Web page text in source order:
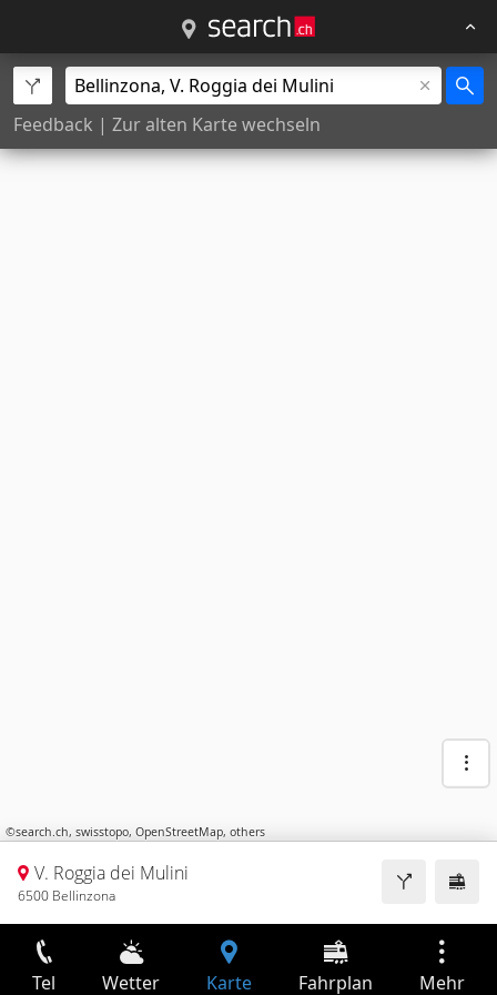
Feedback | Zur alten Karte wechseln
©search.ch, swisstopo, OpenStreetMap, others
V. Roggia dei Mulini
6500 Bellinzona
Tel Wetter Karte Fahrplan Mehr